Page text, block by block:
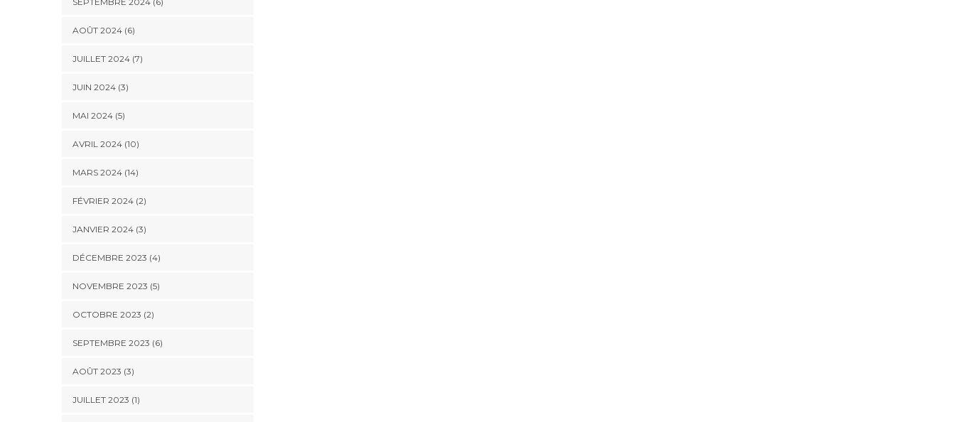
AOÛT 2024 (6)
JUILLET 2024 (7)
JUIN 2024 (3)
MAI 2024 (5)
AVRIL 2024 (10)
MARS 2024 (14)
FÉVRIER 2024 (2)
JANVIER 2024 (3)
DÉCEMBRE 2023 (4)
NOVEMBRE 2023 (5)
OCTOBRE 2023 (2)
SEPTEMBRE 2023 (6)
AOÛT 2023 (3)
JUILLET 2023 (1)